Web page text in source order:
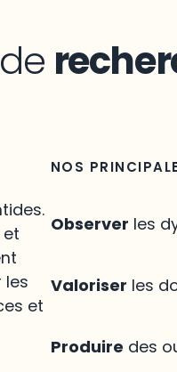
les
et
NOS
Observer les
Valoriser les
Produire des